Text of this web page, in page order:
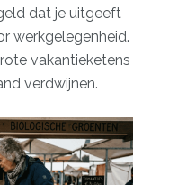
dat je uitgeeft
werkgelegenheid.
vakantieketens
verdwijnen.